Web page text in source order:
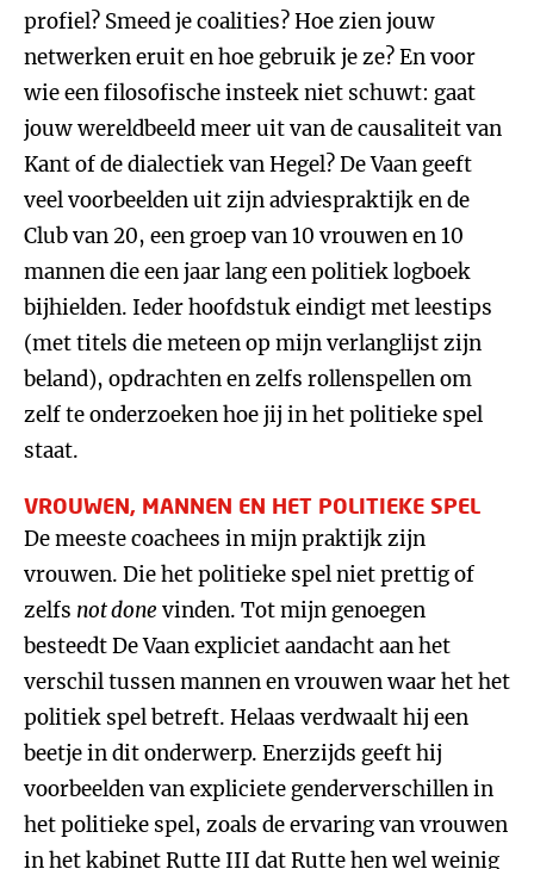
profiel? Smeed je coalities? Hoe zien jouw
netwerken eruit en hoe gebruik je ze? En voor
wie een filosofische insteek niet schuwt: gaat
jouw wereldbeeld meer uit van de causaliteit van
Kant of de dialectiek van Hegel? De Vaan geeft
veel voorbeelden uit zijn adviespraktijk en de
Club van 20, een groep van 10 vrouwen en 10
mannen die een jaar lang een politiek logboek
bijhielden. Ieder hoofdstuk eindigt met leestips
(met titels die meteen op mijn verlanglijst zijn
beland), opdrachten en zelfs rollenspellen om
zelf te onderzoeken hoe jij in het politieke spel
staat.
VROUWEN, MANNEN EN HET POLITIEKE SPEL
De meeste coachees in mijn praktijk zijn
vrouwen. Die het politieke spel niet prettig of
zelfs not done vinden. Tot mijn genoegen
besteedt De Vaan expliciet aandacht aan het
verschil tussen mannen en vrouwen waar het het
politiek spel betreft. Helaas verdwaalt hij een
beetje in dit onderwerp. Enerzijds geeft hij
voorbeelden van expliciete genderverschillen in
het politieke spel, zoals de ervaring van vrouwen
in het kabinet Rutte III dat Rutte hen wel weinig